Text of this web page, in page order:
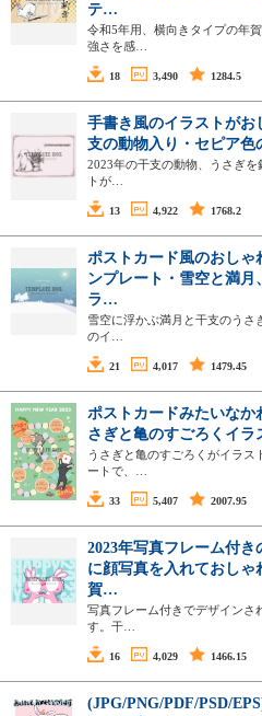
テ…
令和5年用、横向きタイプの年
強さを感…
18 3,490 1284.5
手書き風のイラストがお
支の動物入り・セピア
2023年の干支の動物、うさぎ
トが…
13 4,922 1768.2
ポストカード風のおしゃ
ンプレート・雪空と満月
ラ…
雪空に浮かぶ満月と干支のうさ
のイ…
21 4,017 1479.45
ポストカードみたいなか
さぎと亀のすごろくイ
うさぎと亀のすごろくがイラス
ートで、…
33 5,407 2007.95
2023年写真フレーム付
に顔写真を入れておし
賀…
写真フレーム付きでデザインさ
す。干…
16 4,029 1466.15
(JPG/PNG/PDF/PSD/